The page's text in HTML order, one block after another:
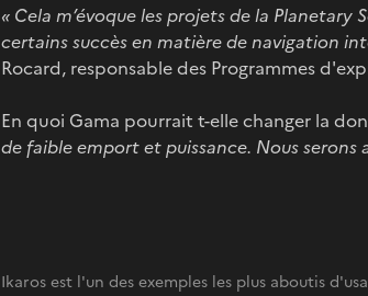
« Cela m’évoque les projets de la Planetary
certains succès en matière de navigation
Rocard, responsable des Programmes
En quoi Gama pourrait t-elle changer la
de faible emport et puissance. Nous
Ikaros est l'un des exemples les plus aboutis